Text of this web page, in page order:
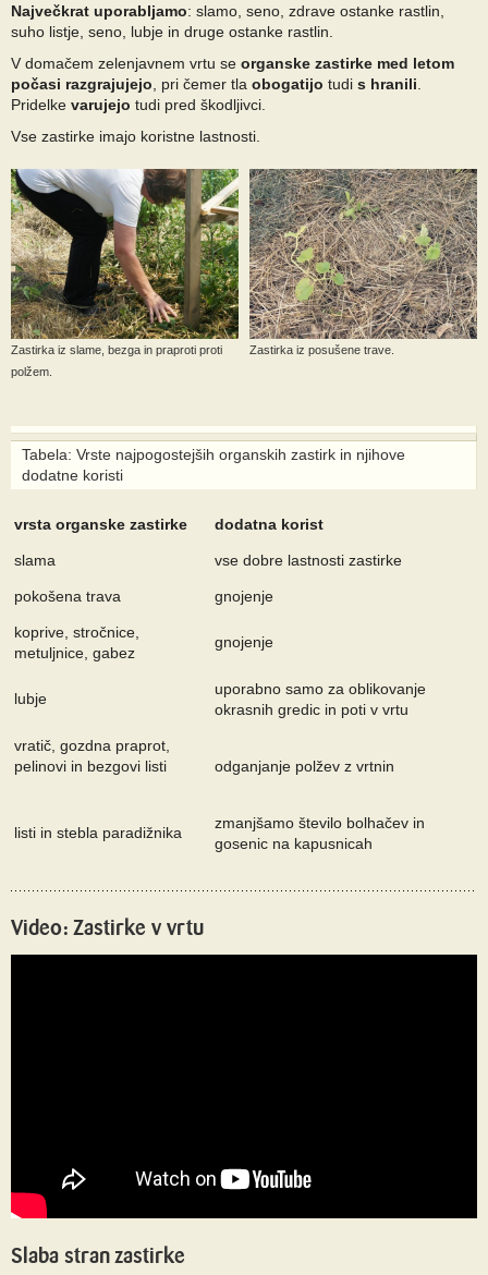
Največkrat uporabljamo: slamo, seno, zdrave ostanke rastlin,
suho listje, seno, lubje in druge ostanke rastlin.
V domačem zelenjavnem vrtu se organske zastirke med letom
počasi razgrajujejo , pri čemer tla obogatijo tudi s hranili
Pridelke varujejo tudi pred škodljivci.
Vse zastirke imajo koristne lastnosti.
Zastirka iz slame, bezga in praproti proti
polžem.
Zastirka iz posušene trave.
Tabela: Vrste najpogostejših organskih zastirk in njihove
dodatne koristi
vrsta organske zastirke dodatna korist
slama vse dobre lastnosti zastirke
pokošena trava gnojenje
koprive, stročnice,
metuljnice, gabez
gnojenje
lubje
uporabno samo za oblikovanje
okrasnih gredic in poti v vrtu
vratič, gozdna praprot,
pelinovi in bezgovi listi
odganjanje polžev z vrtnin
listi in stebla paradižnika
zmanjšamo število bolhačev in
gosenic na kapusnicah
Video: Zastirke v vrtu
Slaba stran zastirke